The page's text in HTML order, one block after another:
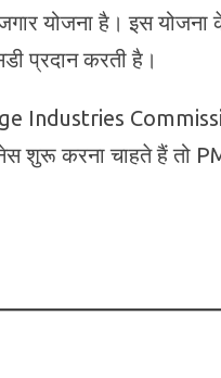
योजना है। इस
प्रदान करती है।
Industries
शुरू करना चाहते हैं तो